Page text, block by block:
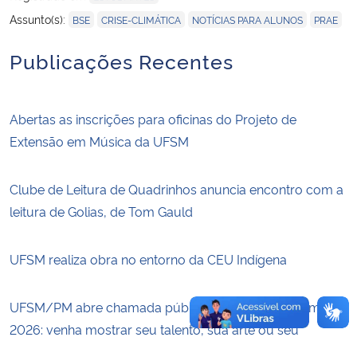
Planalto
Assunto(s): BSE CRISE-CLIMÁTICA NOTÍCIAS PARA ALUNOS PRAE
Publicações Recentes
Abertas as inscrições para oficinas do Projeto de
Extensão em Música da UFSM
Clube de Leitura de Quadrinhos anuncia encontro com a
leitura de Golias, de Tom Gauld
UFSM realiza obra no entorno da CEU Indígena
UFSM/PM abre chamada pública para o Viva o Campus
2026: venha mostrar seu talento, sua arte ou seu